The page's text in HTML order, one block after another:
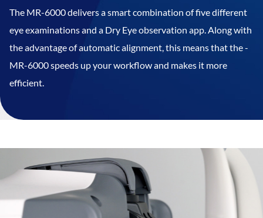
The MR-6000 delivers a smart combination of five different
eye examinations and a Dry Eye observation app. Along with
the advantage of automatic alignment, this means that the ­
MR-6000 speeds up your workflow and makes it more
efficient.